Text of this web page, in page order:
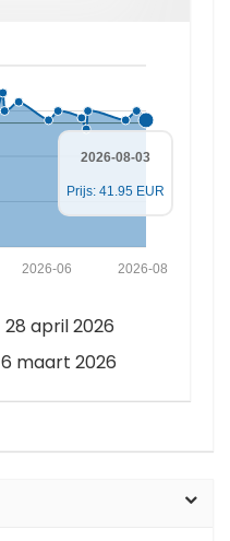
2026-08
2026-06
2026-08-03
Prijs: 41.95 EUR
april 2026
maart 2026